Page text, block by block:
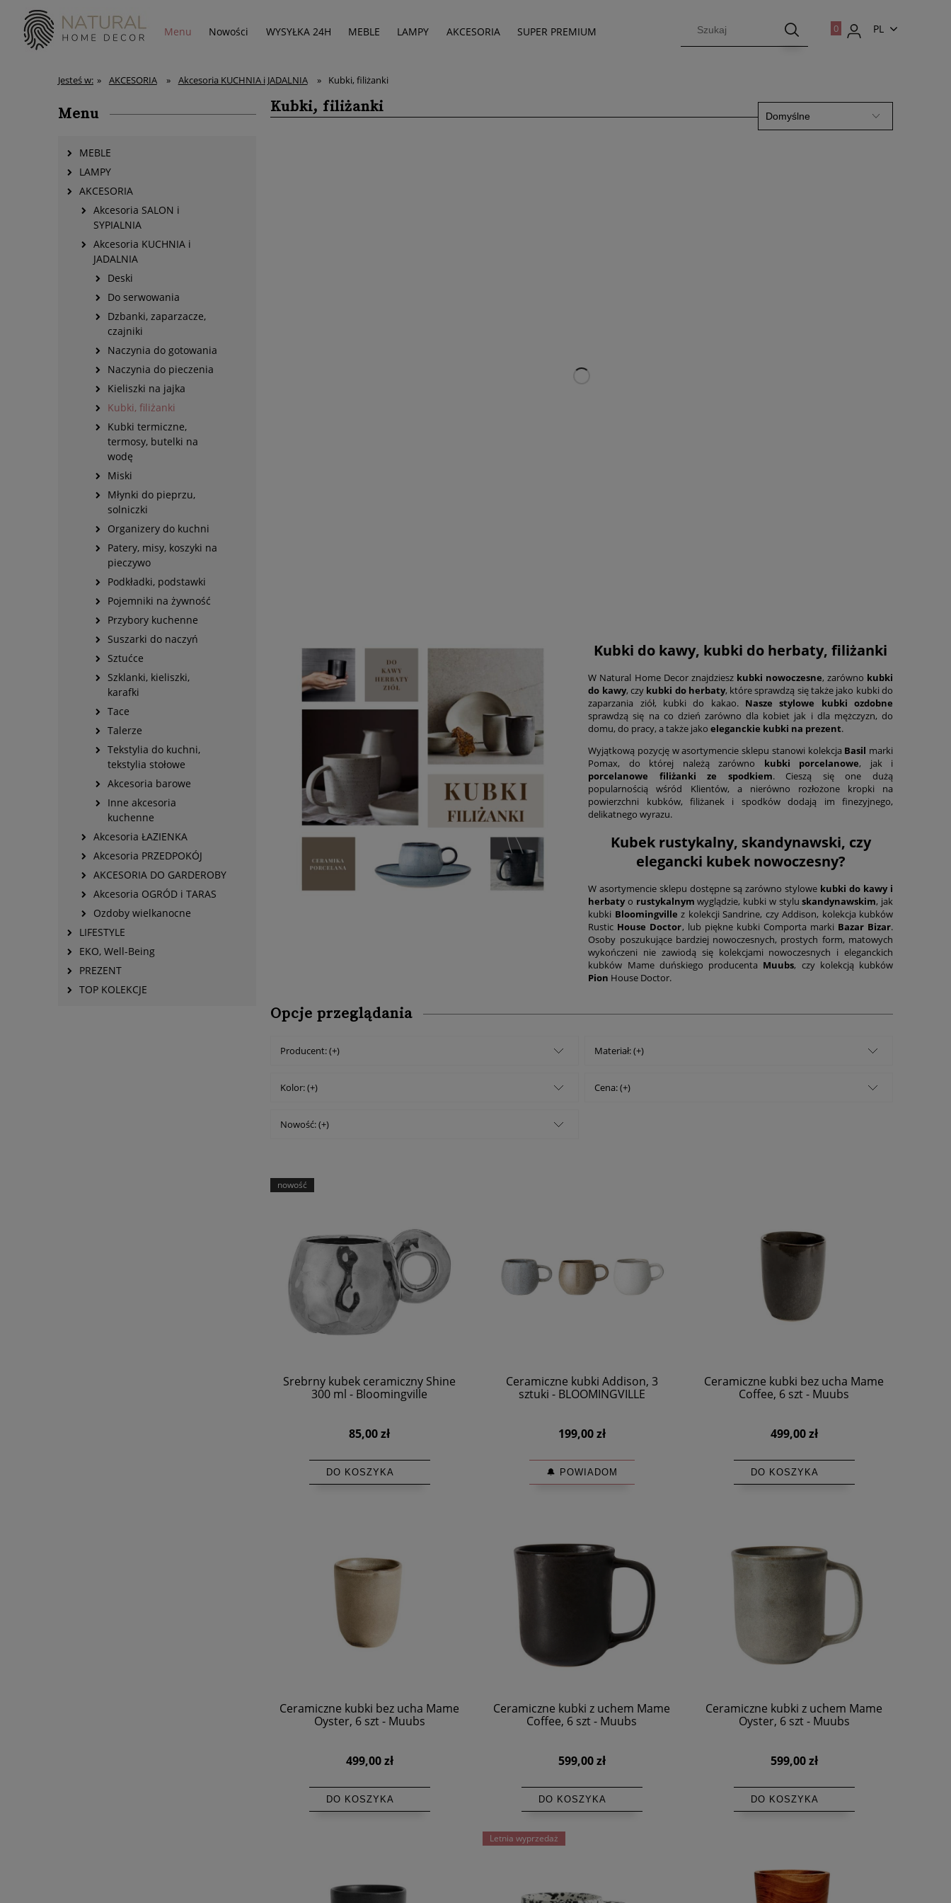
Menu Nowości WYSYŁKA 24H MEBLE LAMPY AKCESORIA SUPER PREMIUM
PL
Jesteś w: » AKCESORIA » Akcesoria KUCHNIA i JADALNIA » Kubki, filiżanki
Menu
MEBLE
LAMPY
AKCESORIA
Akcesoria SALON i
SYPIALNIA
Akcesoria KUCHNIA i
JADALNIA
Deski
Do serwowania
Dzbanki, zaparzacze,
czajniki
Naczynia do gotowania
Naczynia do pieczenia
Kieliszki na jajka
Kubki, filiżanki
Kubki termiczne,
termosy, butelki na
wodę
Miski
Młynki do pieprzu,
solniczki
Organizery do kuchni
Patery, misy, koszyki na
pieczywo
Podkładki, podstawki
Pojemniki na żywność
Przybory kuchenne
Suszarki do naczyń
Sztućce
Szklanki, kieliszki,
karafki
Tace
Talerze
Tekstylia do kuchni,
tekstylia stołowe
Akcesoria barowe
Inne akcesoria
kuchenne
Akcesoria ŁAZIENKA
Akcesoria PRZEDPOKÓJ
AKCESORIA DO GARDEROBY
Akcesoria OGRÓD i TARAS
Ozdoby wielkanocne
LIFESTYLE
EKO, Well-Being
PREZENT
TOP KOLEKCJE
Kubki, filiżanki
Kubki do kawy, kubki do herbaty, filiżanki
W Natural Home Decor znajdziesz kubki nowoczesne, zarówno kubki
do kawy, czy kubki do herbaty, które sprawdzą się także jako kubki do
zaparzania ziół, kubki do kakao. Nasze stylowe kubki ozdobne
sprawdzą się na co dzień zarówno dla kobiet jak i dla mężczyzn, do
domu, do pracy, a także jakoeleganckie kubki na prezent.
Wyjątkową pozycję w asortymencie sklepu stanowi kolekcja Basil marki
Pomax, do której należą zarówno kubki porcelanowe, jak i
porcelanowe filiżanki ze spodkiem. Cieszą się one dużą
popularnością wśród Klientów, a nierówno rozłożone kropki na
powierzchni kubków, filiżanek i spodków dodają im finezyjnego,
delikatnego wyrazu.
Kubek rustykalny, skandynawski, czy
elegancki kubek nowoczesny?
W asortymencie sklepu dostępne są zarówno stylowe kubki do kawy i
herbatyo rustykalnym wyglądzie, kubki w styluskandynawskim, jak
kubki Bloomingville z kolekcji Sandrine, czy Addison, kolekcja kubków
Rustic House Doctor, lub piękne kubki Comporta marki Bazar Bizar.
Osoby poszukujące bardziej nowoczesnych, prostych form, matowych
wykończeni nie zawiodą się kolekcjami nowoczesnych i eleganckich
kubków Mame duńskiego producenta Muubs, czy kolekcją kubków
Pion House Doctor.
Opcje przeglądania
Producent: (+) Materiał: (+)
Kolor: (+) Cena: (+)
Nowość: (+)
Srebrny kubek ceramiczny Shine
300 ml - Bloomingville
85,00 zł
DO KOSZYKA
nowość
Ceramiczne kubki Addison, 3
sztuki - BLOOMINGVILLE
199,00 zł
🔔 POWIADOM
Ceramiczne kubki bez ucha Mame
Coffee, 6 szt - Muubs
499,00 zł
DO KOSZYKA
Ceramiczne kubki bez ucha Mame
Oyster, 6 szt - Muubs
499,00 zł
DO KOSZYKA
Ceramiczne kubki z uchem Mame
Coffee, 6 szt - Muubs
599,00 zł
DO KOSZYKA
Ceramiczne kubki z uchem Mame
Oyster, 6 szt - Muubs
599,00 zł
DO KOSZYKA
Letnia wyprzedaż